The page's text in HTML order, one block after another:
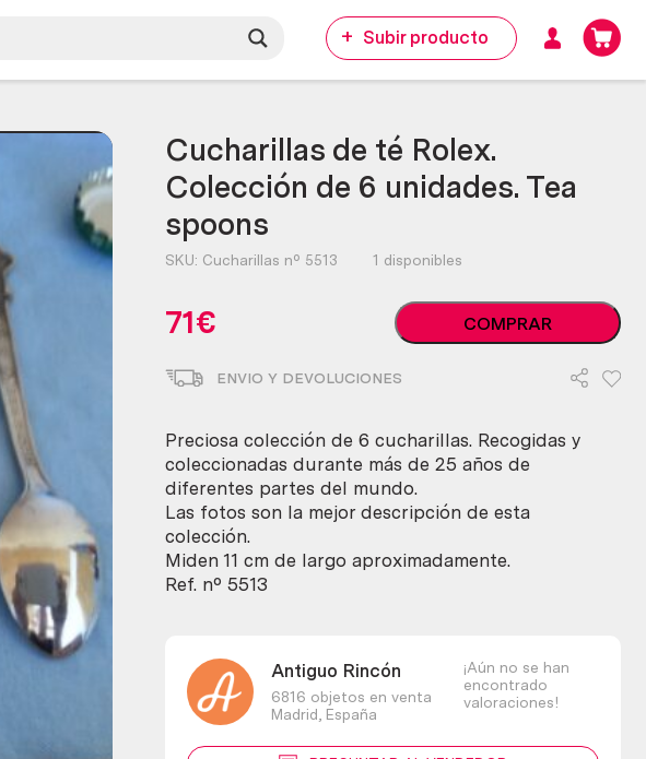
Subir producto
Cucharillas de té Rolex.
Colección de 6 unidades. Tea
spoons
SKU: Cucharillas nº 5513 1 disponibles
71€
Cucharillas
de
Rolex.
de
6
unidades.
Tea
spoons
cantidad
COMPRAR
ENVIO Y DEVOLUCIONES
Preciosa colección de 6 cucharillas. Recogidas y
coleccionadas durante más de 25 años de
diferentes partes del mundo.
Las fotos son la mejor descripción de esta
colección.
Miden 11 cm de largo aproximadamente.
Ref. nº 5513
Antiguo Rincón
6816 objetos en venta
Madrid, España
¡Aún no se han
encontrado
valoraciones!